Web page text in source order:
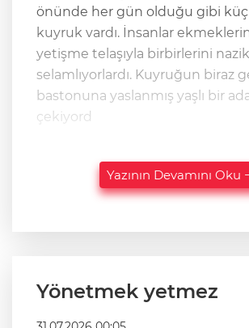
önünde her gün olduğu gibi
kuyruk vardı. İnsanlar
yetişme telaşıyla birbirlerini
selamlıyorlardı. Kuyruğun biraz gerisinde,
bastonuna yaslanmış yaşlı bir
çekiyord
Yazının Devamını Oku
Yönetmek yetmez